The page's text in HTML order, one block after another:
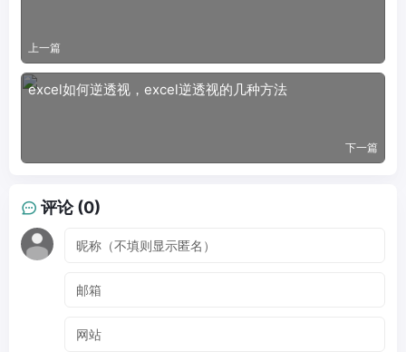
上一篇
excel如何逆透视，excel逆透视的几种方法
下一篇
评论 (0)